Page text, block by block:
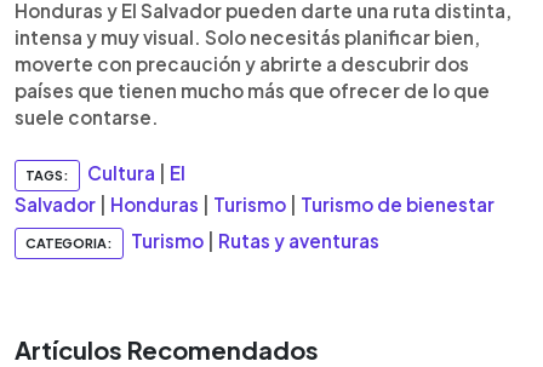
Honduras y El Salvador pueden darte una ruta distinta,
intensa y muy visual. Solo necesitás planificar bien,
moverte con precaución y abrirte a descubrir dos
países que tienen mucho más que ofrecer de lo que
suele contarse.
TAGS: Cultura
El
Salvador
Honduras Turismo Turismo de bienestar
CATEGORIA: Turismo Rutas y aventuras
Artículos Recomendados